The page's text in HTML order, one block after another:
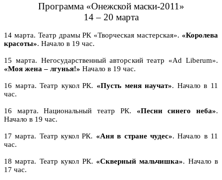
Программа «Онежской маски-2011»
14 – 20 марта
14 марта. Театр драмы РК «Творческая мастерская». «Королева
красоты». Начало в 19 час.
15 марта. Негосударственный авторский театр «Ad Liberum».
«Моя жена – лгунья!» Начало в 19 час.
16 марта. Театр кукол РК. «Пусть меня научат». Начало в 11
час.
16 марта. Национальный театр РК. «Песни синего неба».
Начало в 19 час.
17 марта. Театр кукол РК. «Аня в стране чудес». Начало в 11
час.
18 марта. Театр кукол РК. «Скверный мальчишка». Начало в
17 час.